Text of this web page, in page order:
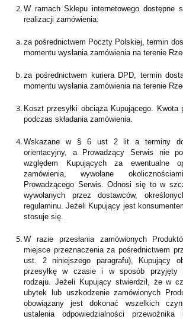
W ramach Sklepu internetowego dostępne
realizacji zamówienia:
za pośrednictwem Poczty Polskiej, termin
momentu wysłania zamówienia na terenie
za pośrednictwem kuriera DPD, termin
momentu wysłania zamówienia na terenie
Koszt przesyłki obciąża Kupującego. Kwota
podczas składania zamówienia.
Wskazane w § 6 ust 2 lit a terminy
orientacyjny, a Prowadzący Serwis nie
względem Kupujących za ewentualne
zamówienia, wywołane
Prowadzącego Serwis. Odnosi się to w
wywołanych przez dostawców,
regulaminu. Jeżeli Kupujący jest
stosuje się.
W razie przesłania zamówionych
miejsce przeznaczenia za pośrednictwem
ust. 2 niniejszego paragrafu), Kupujący
przesyłkę w czasie i w sposób przyjęty
rodzaju. Jeżeli Kupujący stwierdził, że w
ubytek lub uszkodzenie zamówionych
obowiązany jest dokonać wszelkich
ustalenia odpowiedzialności